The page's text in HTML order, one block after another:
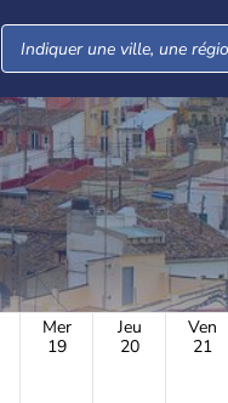
Mer
19
Jeu
20
Ven
21